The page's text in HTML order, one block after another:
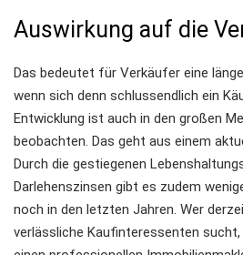
Auswirkung auf die
Das bedeutet für Verkäufer eine
wenn sich denn schlussendlich ein
Entwicklung ist auch in den großen
beobachten. Das geht aus einem
Durch die gestiegenen
Darlehenszinsen gibt es zudem
noch in den letzten Jahren. Wer
verlässliche Kaufinteressenten